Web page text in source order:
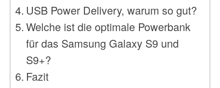
USB Power Delivery, warum so gut?
Welche ist die optimale Powerbank
für das Samsung Galaxy S9 und
S9+?
Fazit